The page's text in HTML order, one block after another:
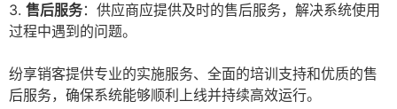
3. 售后服务：供应商应提供及时的售后服务，解决系统使用
过程中遇到的问题。
纷享销客提供专业的实施服务、全面的培训支持和优质的售
后服务，确保系统能够顺利上线并持续高效运行。